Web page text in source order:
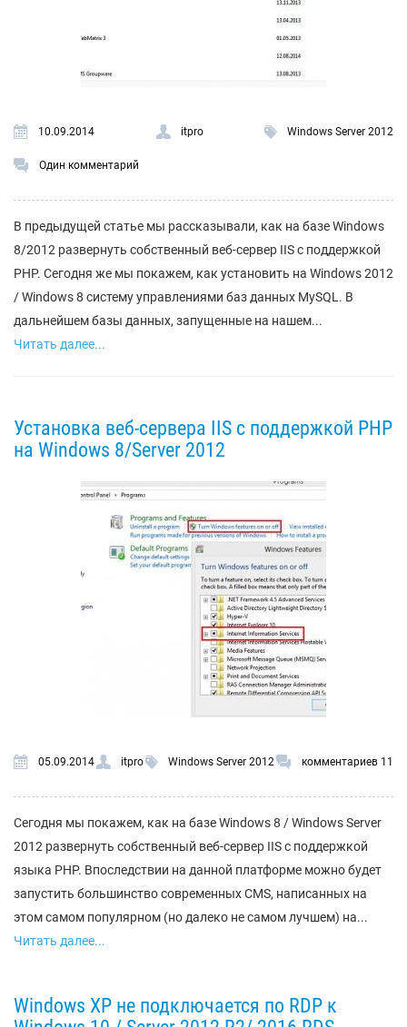
10.09.2014 itpro Windows Server 2012
Один комментарий
В предыдущей статье мы рассказывали, как на базе Windows
8/2012 развернуть собственный веб-сервер IIS с поддержкой
PHP. Сегодня же мы покажем, как установить на Windows 2012
/ Windows 8 систему управлениями баз данных MySQL. В
дальнейшем базы данных, запущенные на нашем...
Читать далее...
Установка веб-сервера IIS с поддержкой PHP
на Windows 8/Server 2012
05.09.2014 itpro Windows Server 2012 комментариев 11
Сегодня мы покажем, как на базе Windows 8 / Windows Server
2012 развернуть собственный веб-сервер IIS с поддержкой
языка PHP. Впоследствии на данной платформе можно будет
запустить большинство современных CMS, написанных на
этом самом популярном (но далеко не самом лучшем) на...
Читать далее...
Windows XP не подключается по RDP к